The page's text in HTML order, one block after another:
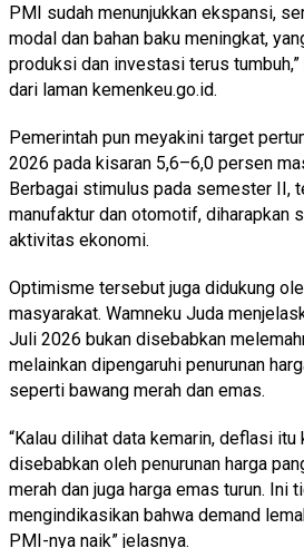
PMI sudah menunjukkan ekspansi,
modal dan bahan baku meningkat,
produksi dan investasi terus
dari laman kemenkeu.go.id.
Pemerintah pun meyakini target
2026 pada kisaran 5,6–6,0 persen
Berbagai stimulus pada semester II,
manufaktur dan otomotif, diharapkan
aktivitas ekonomi.
Optimisme tersebut juga didukung
masyarakat. Wamneku Juda
Juli 2026 bukan disebabkan
melainkan dipengaruhi penurunan
seperti bawang merah dan emas.
“Kalau dilihat data kemarin, deflasi itu
disebabkan oleh penurunan harga
merah dan juga harga emas turun. Ini
mengindikasikan bahwa demand
PMI-nya naik” jelasnya.